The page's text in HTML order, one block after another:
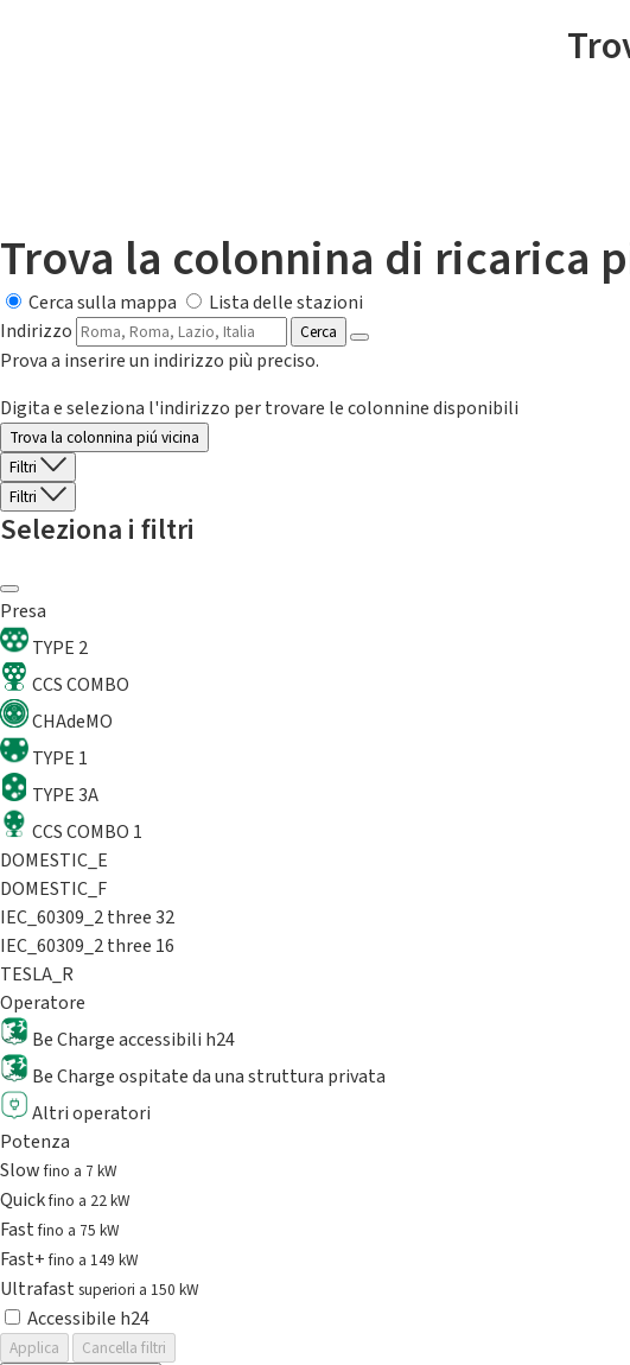
Trova la colonnina di ricarica
Cerca sulla mappa
Lista delle stazioni
Indirizzo
Cerca
Prova a inserire un indirizzo più preciso.
Digita e seleziona l'indirizzo per trovare le colonnine disponibili
Trova la colonnina piú vicina
Filtri
Filtri
Seleziona i filtri
Presa
TYPE 2
CCS COMBO
CHAdeMO
TYPE 1
TYPE 3A
CCS COMBO 1
DOMESTIC_E
DOMESTIC_F
IEC_60309_2 three 32
IEC_60309_2 three 16
TESLA_R
Operatore
Be Charge accessibili h24
Be Charge ospitate da una struttura privata
Altri operatori
Potenza
Slowfino a 7 kW
Quickfino a 22 kW
Fastfino a 75 kW
Fast+fino a 149 kW
Ultrafast superiori a 150 kW
Accessibile h24
Applica
Cancella filtri